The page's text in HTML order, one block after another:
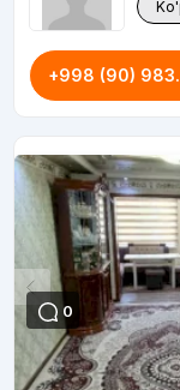
+998 (90)
0